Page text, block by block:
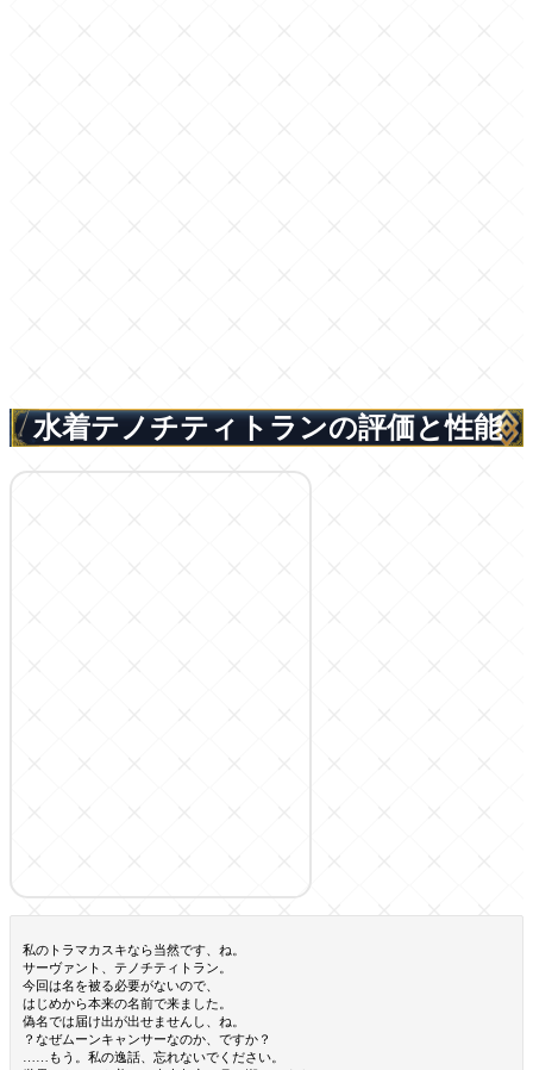
水着テノチティトランの評価と性能
私のトラマカスキなら当然です、ね。
サーヴァント、テノチティトラン。
今回は名を被る必要がないので、
はじめから本来の名前で来ました。
偽名では届け出が出せませんし、ね。
？なぜムーンキャンサーなのか、ですか？
……もう。私の逸話、忘れないでください。